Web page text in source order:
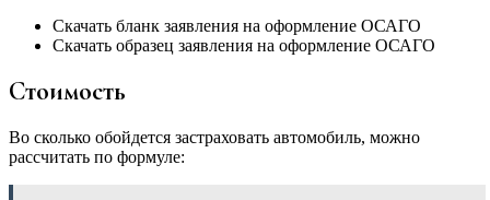
Скачать бланк заявления на оформление ОСАГО
Скачать образец заявления на оформление ОСАГО
Стоимость
Во сколько обойдется застраховать автомобиль, можно
рассчитать по формуле: